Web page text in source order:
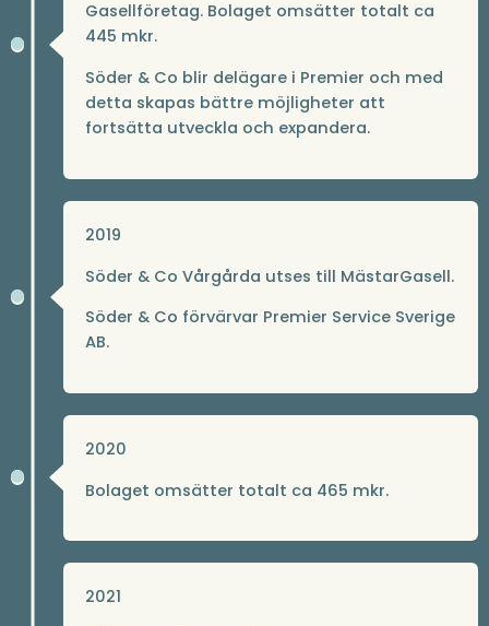
Gasellföretag. Bolaget omsätter totalt ca
445 mkr.
Söder & Co blir delägare i Premier och med
detta skapas bättre möjligheter att
fortsätta utveckla och expandera.
2019
Söder & Co Vårgårda utses till MästarGasell.
Söder & Co förvärvar Premier Service Sverige
AB.
2020
Bolaget omsätter totalt ca 465 mkr.
2021